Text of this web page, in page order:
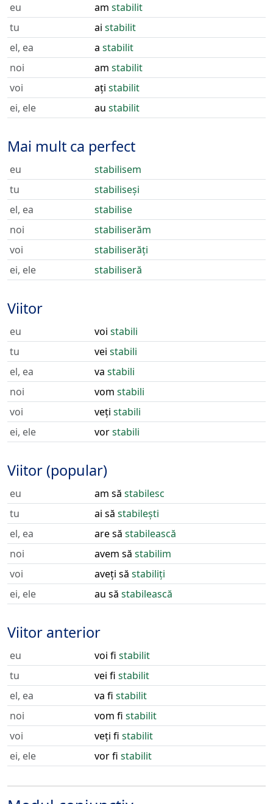
eu am stabilit
tu
ai stabilit
el, ea
a stabilit
noi
am stabilit
voi
ați stabilit
ei, ele
au stabilit
Mai mult ca perfect
eu
stabilisem
tu
stabiliseși
el, ea
stabilise
noi
stabiliserăm
voi
stabiliserăți
ei, ele
stabiliseră
Viitor
eu voi stabili
tu
vei stabili
el, ea
va stabili
noi
vom stabili
voi
veți stabili
ei, ele
vorstabili
Viitor (popular)
eu am să stabilesc
tu
ai să stabilești
el, ea
are să stabilească
noi
avem să stabilim
voi
aveți să stabiliți
ei, ele
au să stabilească
Viitor anterior
eu voi fi stabilit
tu
vei fi stabilit
el, ea
va fi stabilit
noi
vom fi stabilit
voi
veți fi stabilit
ei, ele
vor fi stabilit